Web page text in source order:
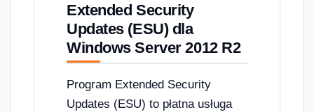
Extended Security
Updates (ESU) dla
Windows Server 2012 R2
Program Extended Security
Updates (ESU) to płatna usługa